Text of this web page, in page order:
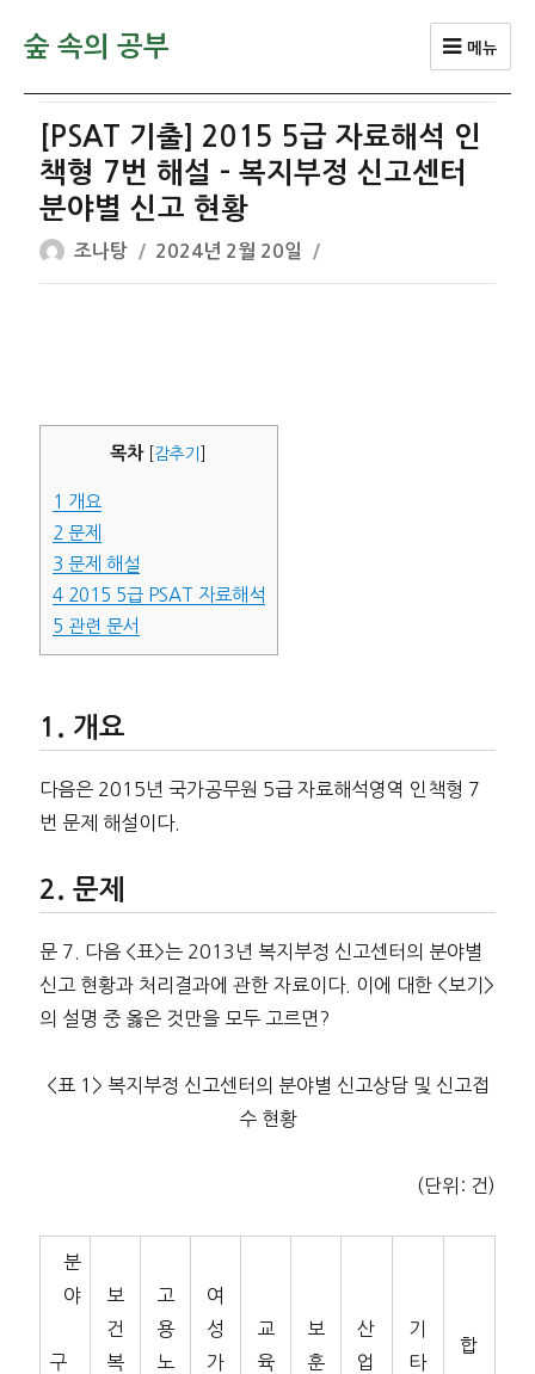
숲 속의 공부 메뉴
[PSAT 기출] 2015 5급 자료해석 인
책형 7번 해설 – 복지부정 신고센터
분야별 신고 현황
글
쓴
조나탕
작
성
2024년 2월 20일
목차 감추기
1 개요
2 문제
3 문제 해설
42015 5급 PSAT 자료해석
5 관련 문서
개요
다음은 2015년 국가공무원 5급 자료해석영역 인책형 7
번 문제 해설이다.
문제
문 7. 다음 <표>는 2013년 복지부정 신고센터의 분야별
신고 현황과 처리결과에 관한 자료이다. 이에 대한 <보기>
의 설명 중 옳은 것만을 모두 고르면?
<표 1> 복지부정 신고센터의 분야별 신고상담 및 신고접
수 현황
(단위: 건)
분
야
구
보
건
복
고
용
노
여
성
가
교
육
보
훈
산
업
기
타
합